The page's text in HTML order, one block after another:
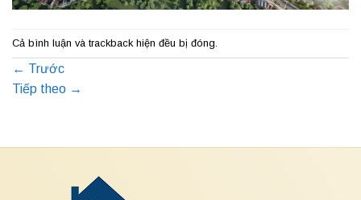
Cả bình luận và trackback hiện đều bị đóng.
← Trước
Tiếp theo →